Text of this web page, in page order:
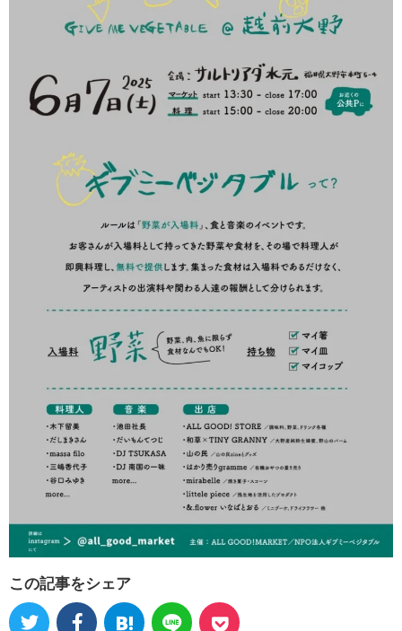
この記事をシェア